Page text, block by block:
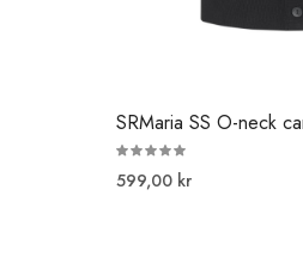
SRMaria SS O-neck
599,00 kr